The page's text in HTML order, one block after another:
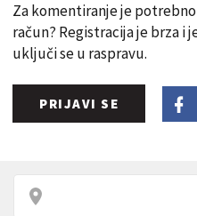
Za komentiranje je
račun? Registracija je brza i
uključi se u raspravu.
PRIJAVI SE